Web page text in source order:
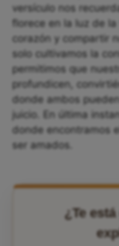
versículo nos
florece en la luz de
corazón y compartir
solo cultivamos la
permitimos que
profundicen,
donde ambos
juicio. En última
donde encontramos
ser amados.
¿Te